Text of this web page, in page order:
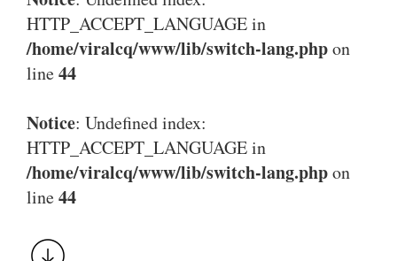
HTTP_ACCEPT_LANGUAGE in
/home/viralcq/www/lib/switch-lang.phpon
line44
Notice: Undefined index:
HTTP_ACCEPT_LANGUAGE in
/home/viralcq/www/lib/switch-lang.phpon
line44